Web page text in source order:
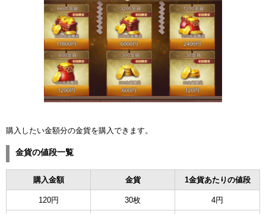
購入したい金額分の金貨を購入できます。
金貨の値段一覧
購入金額 金貨 1金貨あたりの値段
120円 30枚 4円